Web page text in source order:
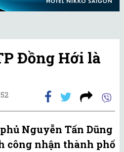
Đồng Hới là
Nguyễn Tấn Dũng
công nhận thành phố